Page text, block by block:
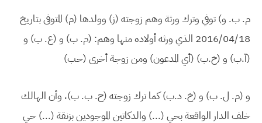
م. ب. و) توفي وترك ورثة وهم زوجته (ز) وولدها (م) المتوفى بتاريخ
2016/04/18 الذي ورثه أولاده منها وهم: (م. ب) و (ع. ب) و
(آ.ب) و (خ.ب) (أي المدعون) ومن زوجة أخرى (حب)
و (م. ل. ب) و (خ. د.ب) كما ترك زوجته (ح. ب. ب)، وأن الهالك
خلف الدار الواقعة بحي (...) والدكاتين الموجودين بزنقة (...) حي